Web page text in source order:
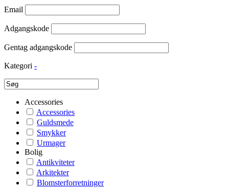
Email
Adgangskode
Gentag adgangskode
Kategori -
Accessories
Accessories
Guldsmede
Smykker
Urmager
Bolig
Antikviteter
Arkitekter
Blomsterforretninger